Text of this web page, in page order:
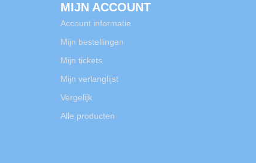
MIJN ACCOUNT
Account informatie
Mijn bestellingen
Mijn tickets
Mijn verlanglijst
Vergelijk
Alle producten